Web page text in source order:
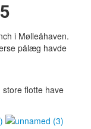
i Mølleåhaven.
pålæg havde
store flotte have